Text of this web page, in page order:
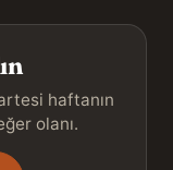
haftanın
olanı.